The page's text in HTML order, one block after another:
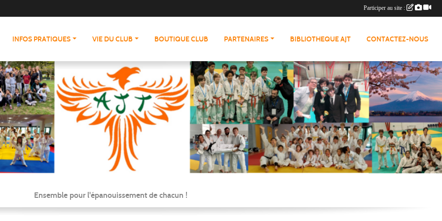
INFOS PRATIQUES VIE DU CLUB BOUTIQUE CLUB PARTENAIRES BIBLIOTHEQUE AJT CONTACTEZ-NOUS
Ensemble pour l'épanouissement de chacun !
Participer au site :